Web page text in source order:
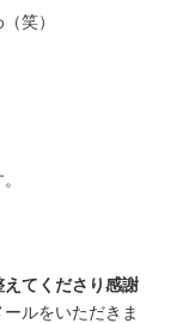
笑）
えてくださり感謝
ールをいただきま